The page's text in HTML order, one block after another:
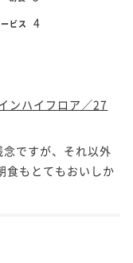
ビス 4
ンハイフロア／27
ですが、それ以外
食もとてもおいしか